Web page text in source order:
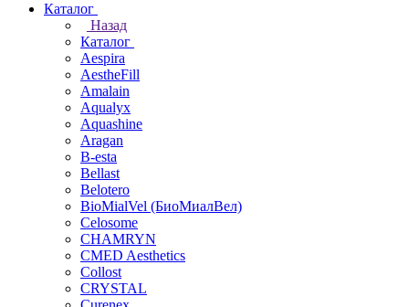
Каталог
Назад
Каталог
Aespira
AestheFill
Amalain
Aqualyx
Aquashine
Aragan
B-esta
Bellast
Belotero
BioMialVel (БиоМиалВел)
Celosome
CHAMRYN
CMED Aesthetics
Collost
CRYSTAL